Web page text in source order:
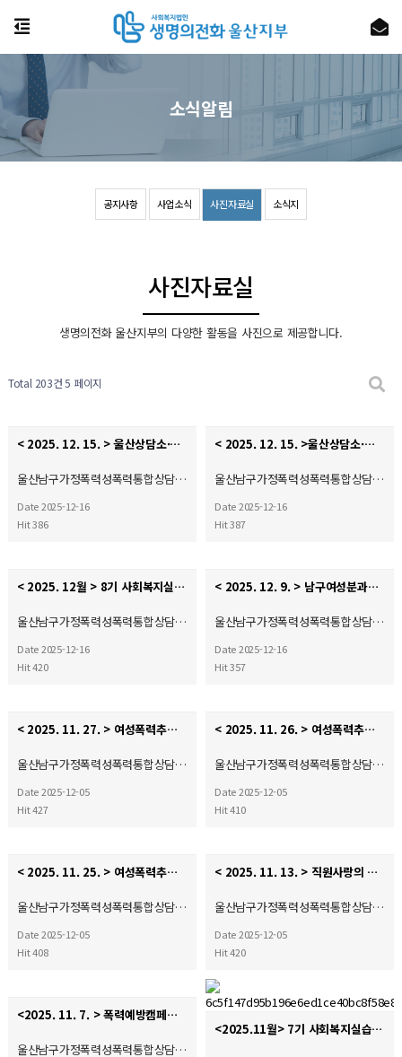
공지사항 사업소식 사진자료실 소식지
소식알림
사진자료실
생명의전화 울산지부의 다양한 활동을 사진으로 제공합니다.
Total 203건5 페이지
< 2025. 12. 15. > 울산상담소·시설협의회 폭력예방캠페인
울산남구가정폭력성폭력통합상담…
Date 2025-12-16
Hit 386
< 2025. 12. 15. >울산상담소·시설협의회 유관기관 간담회
울산남구가정폭력성폭력통합상담…
Date 2025-12-16
Hit 387
< 2025. 12월 > 8기 사회복지실습 종결식♥
울산남구가정폭력성폭력통합상담…
Date 2025-12-16
Hit 420
< 2025. 12. 9. > 남구여성분과회의
울산남구가정폭력성폭력통합상담…
Date 2025-12-16
Hit 357
< 2025. 11. 27. > 여성폭력추방주간 폭력 예방 캠페인
울산남구가정폭력성폭력통합상담…
Date 2025-12-05
Hit 427
< 2025. 11. 26. > 여성폭력추방주간 문화행사
울산남구가정폭력성폭력통합상담…
Date 2025-12-05
Hit 410
< 2025. 11. 25. > 여성폭력추방주간 릴레이캠페인
울산남구가정폭력성폭력통합상담…
Date 2025-12-05
Hit 408
< 2025. 11. 13. > 직원사랑의 날
울산남구가정폭력성폭력통합상담…
Date 2025-12-05
Hit 420
<2025. 11. 7. > 폭력예방캠페인
울산남구가정폭력성폭력통합상담…
<2025.11월> 7기 사회복지실습 종결식